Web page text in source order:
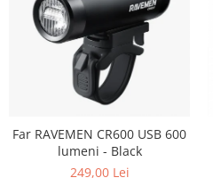
Far RAVEMEN CR600 USB 600
lumeni - Black
249,00 Lei